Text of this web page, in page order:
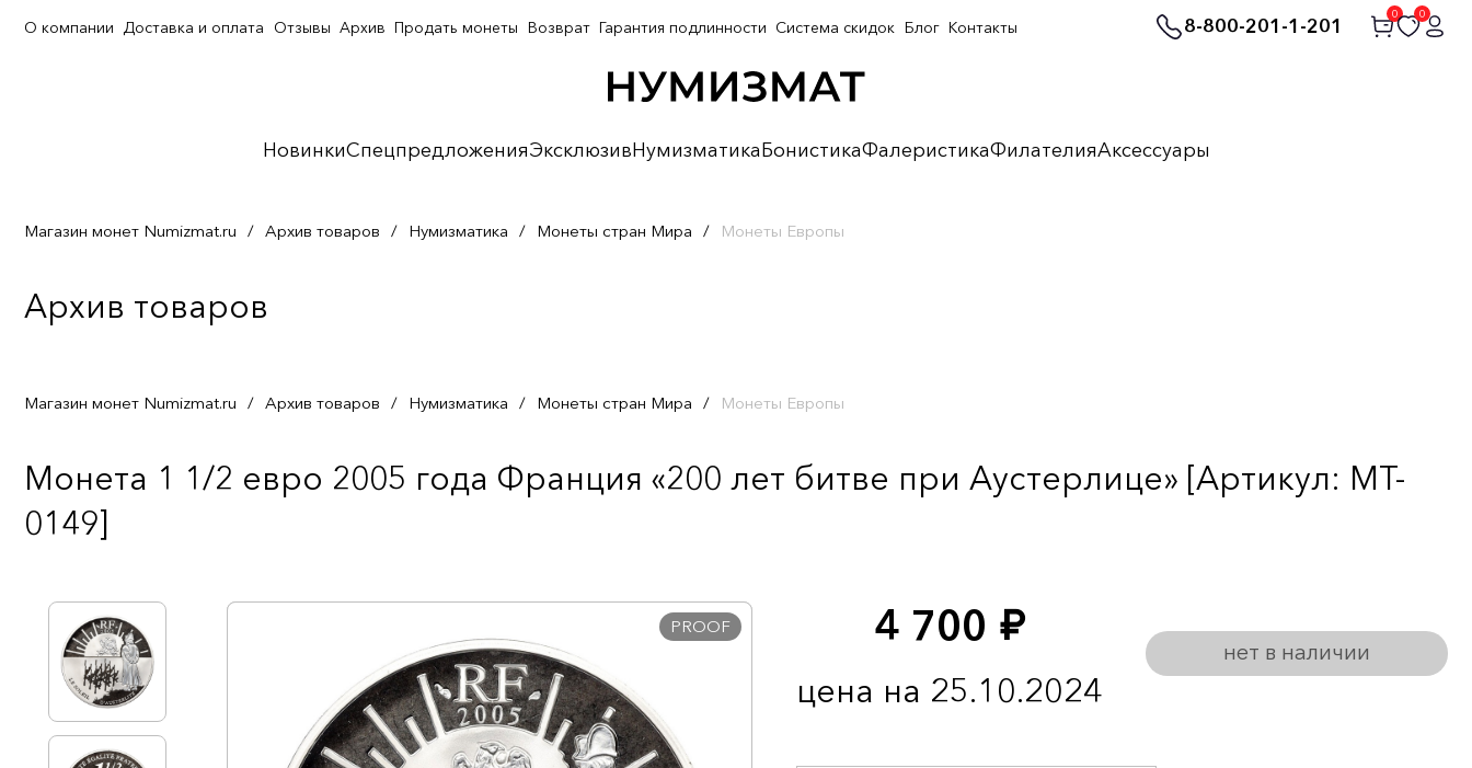
8-800-201-1-201
0 0
НовинкиСпецпредложенияЭксклюзивНумизматикаБонистикаФалеристикаФилателияАксессуары
О компании Доставка и оплата Отзывы Архив Продать монеты Возврат Гарантия подлинности Система скидок Блог Контакты
Магазин монет Numizmat.ru / Архив товаров / Нумизматика / Монеты стран Мира / Монеты Европы
Архив товаров
Магазин монет Numizmat.ru / Архив товаров / Нумизматика / Монеты стран Мира / Монеты Европы
Монета 1 1/2 евро 2005 года Франция «200 лет битве при Аустерлице» [Артикул: MT-
0149]
PROOF 4 700 руб.
цена на 25.10.2024
нет в наличии